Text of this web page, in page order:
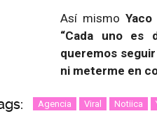
Así mismo Yaco
“Cada uno es
queremos
ni meterme en
Agencia Viral Notiica